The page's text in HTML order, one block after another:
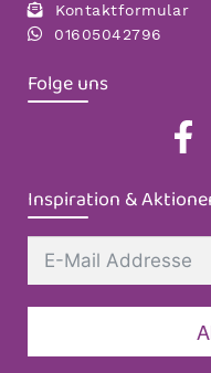
Kontaktformular
01605042796
Folge uns
Inspiration &